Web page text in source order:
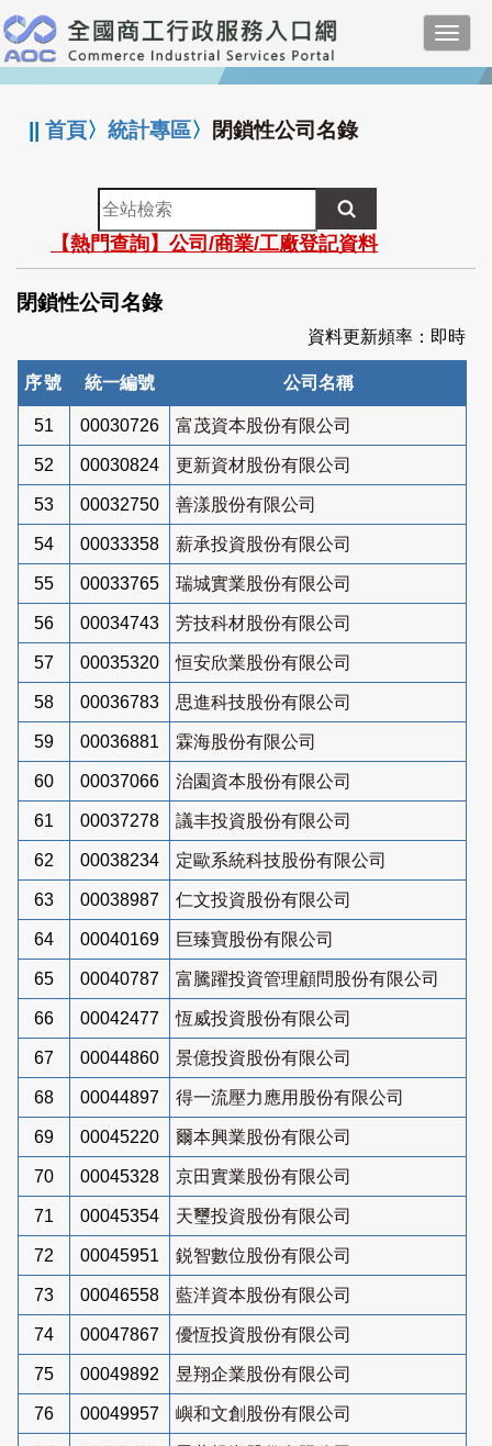
跳
到
主
要
:::
||首頁〉統計專區〉 閉鎖性公司名錄
全
站
檢
索
【熱門查詢】公司/商業/工廠登記資料
閉鎖性公司名錄
資料更新頻率：即時
序號 統一編號 公司名稱
51 00030726 富茂資本股份有限公司
52 00030824 更新資材股份有限公司
53 00032750 善漾股份有限公司
54 00033358 薪承投資股份有限公司
55 00033765 瑞城實業股份有限公司
56 00034743 芳技科材股份有限公司
57 00035320 恒安欣業股份有限公司
58 00036783 思進科技股份有限公司
59 00036881 霖海股份有限公司
60 00037066 治園資本股份有限公司
61 00037278 議丰投資股份有限公司
62 00038234 定歐系統科技股份有限公司
63 00038987 仁文投資股份有限公司
64 00040169 巨臻寶股份有限公司
65 00040787 富騰躍投資管理顧問股份有限公司
66 00042477 恆威投資股份有限公司
67 00044860 景億投資股份有限公司
68 00044897 得一流壓力應用股份有限公司
69 00045220 爾本興業股份有限公司
70 00045328 京田實業股份有限公司
71 00045354 天璽投資股份有限公司
72 00045951 鋭智數位股份有限公司
73 00046558 藍洋資本股份有限公司
74 00047867 優恆投資股份有限公司
75 00049892 昱翔企業股份有限公司
76 00049957 嶼和文創股份有限公司